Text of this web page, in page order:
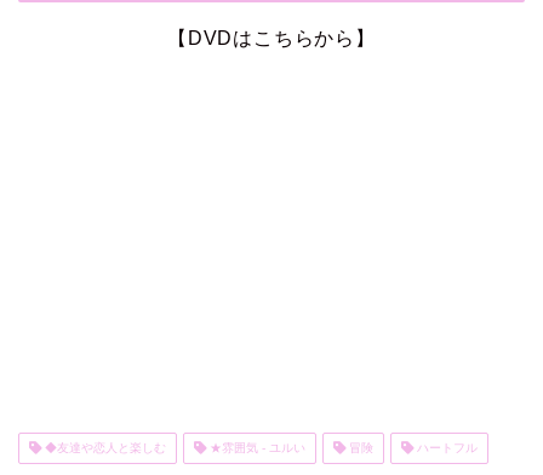
【DVDはこちらから】
◆友達や恋人と楽しむ ★雰囲気 - ユルい 冒険 ハートフル